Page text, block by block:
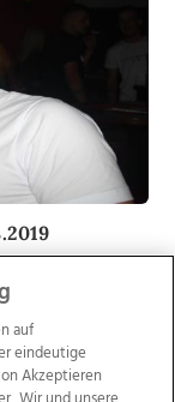
auf
eindeutige
Akzeptieren